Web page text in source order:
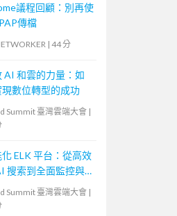
議程回顧：別再使
傳檔
| 44 分
AI 和雲的力量：如
數位轉型的成功
Summit 臺灣雲端大會 |
ELK 平台：從高效
搜索到全面監控與
Summit 臺灣雲端大會 |